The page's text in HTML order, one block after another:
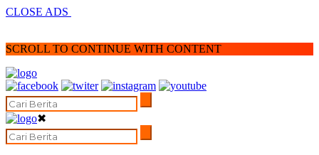
CLOSE ADS
SCROLL TO CONTINUE WITH CONTENT
✖